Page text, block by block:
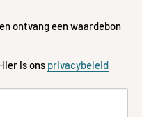
voor gratis
ontvang een waardebon
is ons privacybeleid